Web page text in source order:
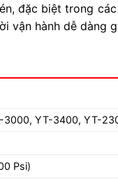
đặc biệt trong
vận hành dễ dàng
3000, YT-3400, YT-
Psi)